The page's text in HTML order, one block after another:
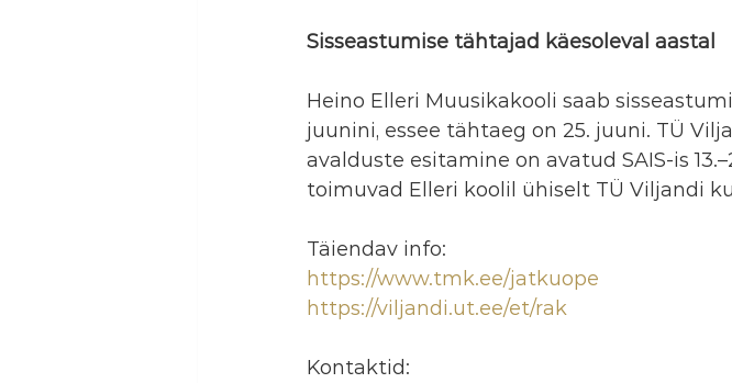
Sisseastumise tähtajad käesoleval aastal
Heino Elleri Muusikakooli saab
juunini, essee tähtaeg on 25. juuni. TÜ
avalduste esitamine on avatud SAIS-is
toimuvad Elleri koolil ühiselt TÜ Viljandi
Täiendav info:
https://www.tmk.ee/jatkuope
https://viljandi.ut.ee/et/rak
Kontaktid: